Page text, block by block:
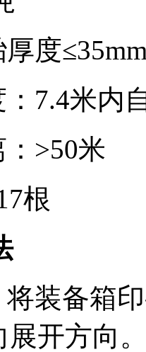
度≤
7.4米内
>50米
根
装备箱
展开方向